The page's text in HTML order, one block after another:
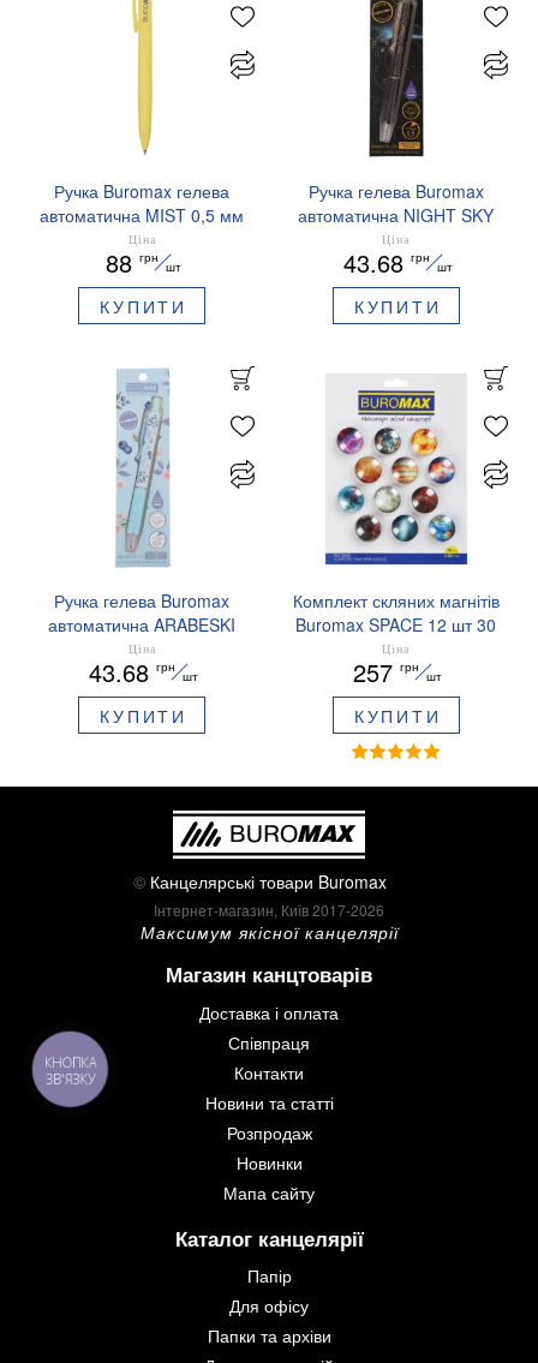
Ручка Buromax гелева
автоматична MIST 0,5 мм
сині чорнила BM.83103
Ціна
88 грн
шт
КУПИТИ
Ручка гелева Buromax
автоматична NIGHT SKY
ZODIAC 0.5 мм
ароматизований грип синє
чорнило BM.8379-01
Ціна
43.68 грн
шт
КУПИТИ
Ручка гелева Buromax
автоматична ARABESKI
0.5 мм ароматизований
грип синє чорнило в
блістері BM.8379-02
Ціна
43.68 грн
шт
КУПИТИ
Комплект скляних магнітів
Buromax SPACE 12 шт 30
мм BM.0048
Ціна
257 грн
шт
КУПИТИ
© Канцелярські товари Buromax
Інтернет-магазин, Київ 2017-2026
Максимум якісної канцелярії
Магазин канцтоварів
Доставка і оплата
Співпраця
Контакти
Новини та статті
Розпродаж
Новинки
Мапа сайту
Каталог канцелярії
Папір
Для офісу
Папки та архіви
КНОПКА
ЗВ'ЯЗКУ